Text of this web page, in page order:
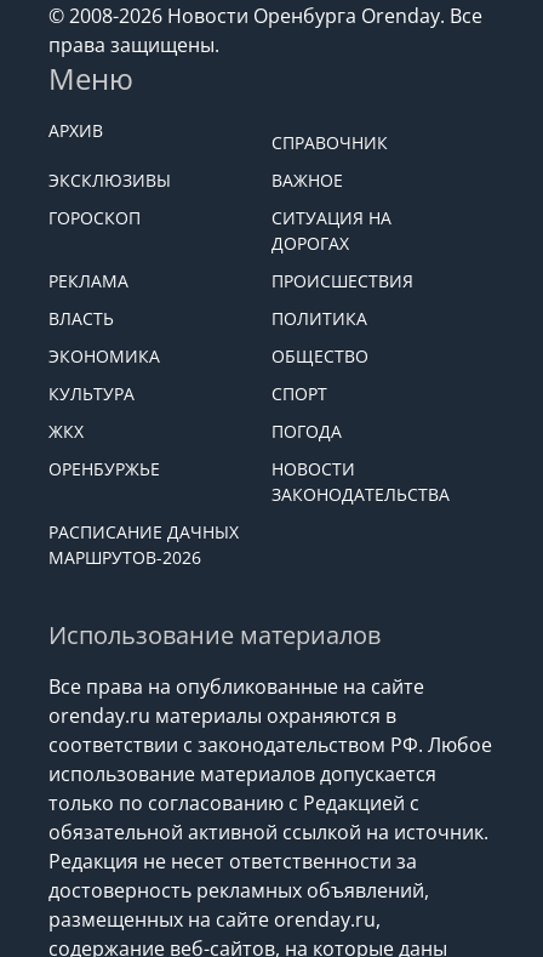
© 2008-2026 Новости Оренбурга Orenday. Все
права защищены.
Меню
АРХИВ
СПРАВОЧНИК
ЭКСКЛЮЗИВЫ
ВАЖНОЕ
ГОРОСКОП
СИТУАЦИЯ НА
ДОРОГАХ
РЕКЛАМА
ПРОИСШЕСТВИЯ
ВЛАСТЬ
ПОЛИТИКА
ЭКОНОМИКА
ОБЩЕСТВО
КУЛЬТУРА
СПОРТ
ЖКХ
ПОГОДА
ОРЕНБУРЖЬЕ
НОВОСТИ
ЗАКОНОДАТЕЛЬСТВА
РАСПИСАНИЕ ДАЧНЫХ
МАРШРУТОВ-2026
Использование материалов
Все права на опубликованные на сайте
orenday.ru материалы охраняются в
соответствии с законодательством РФ. Любое
использование материалов допускается
только по согласованию с Редакцией с
обязательной активной ссылкой на источник.
Редакция не несет ответственности за
достоверность рекламных объявлений,
размещенных на сайте orenday.ru,
содержание веб-сайтов, на которые даны